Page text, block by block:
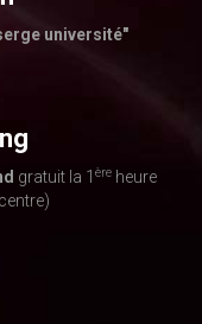
université"
gratuit la 1 ère heure